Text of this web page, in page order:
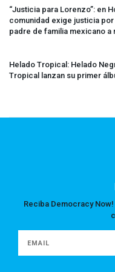
“Justicia para Lorenzo”: en
comunidad exige justicia
padre de familia mexicano a
Helado Tropical: Helado
Tropical lanzan su primer
Reciba Democracy